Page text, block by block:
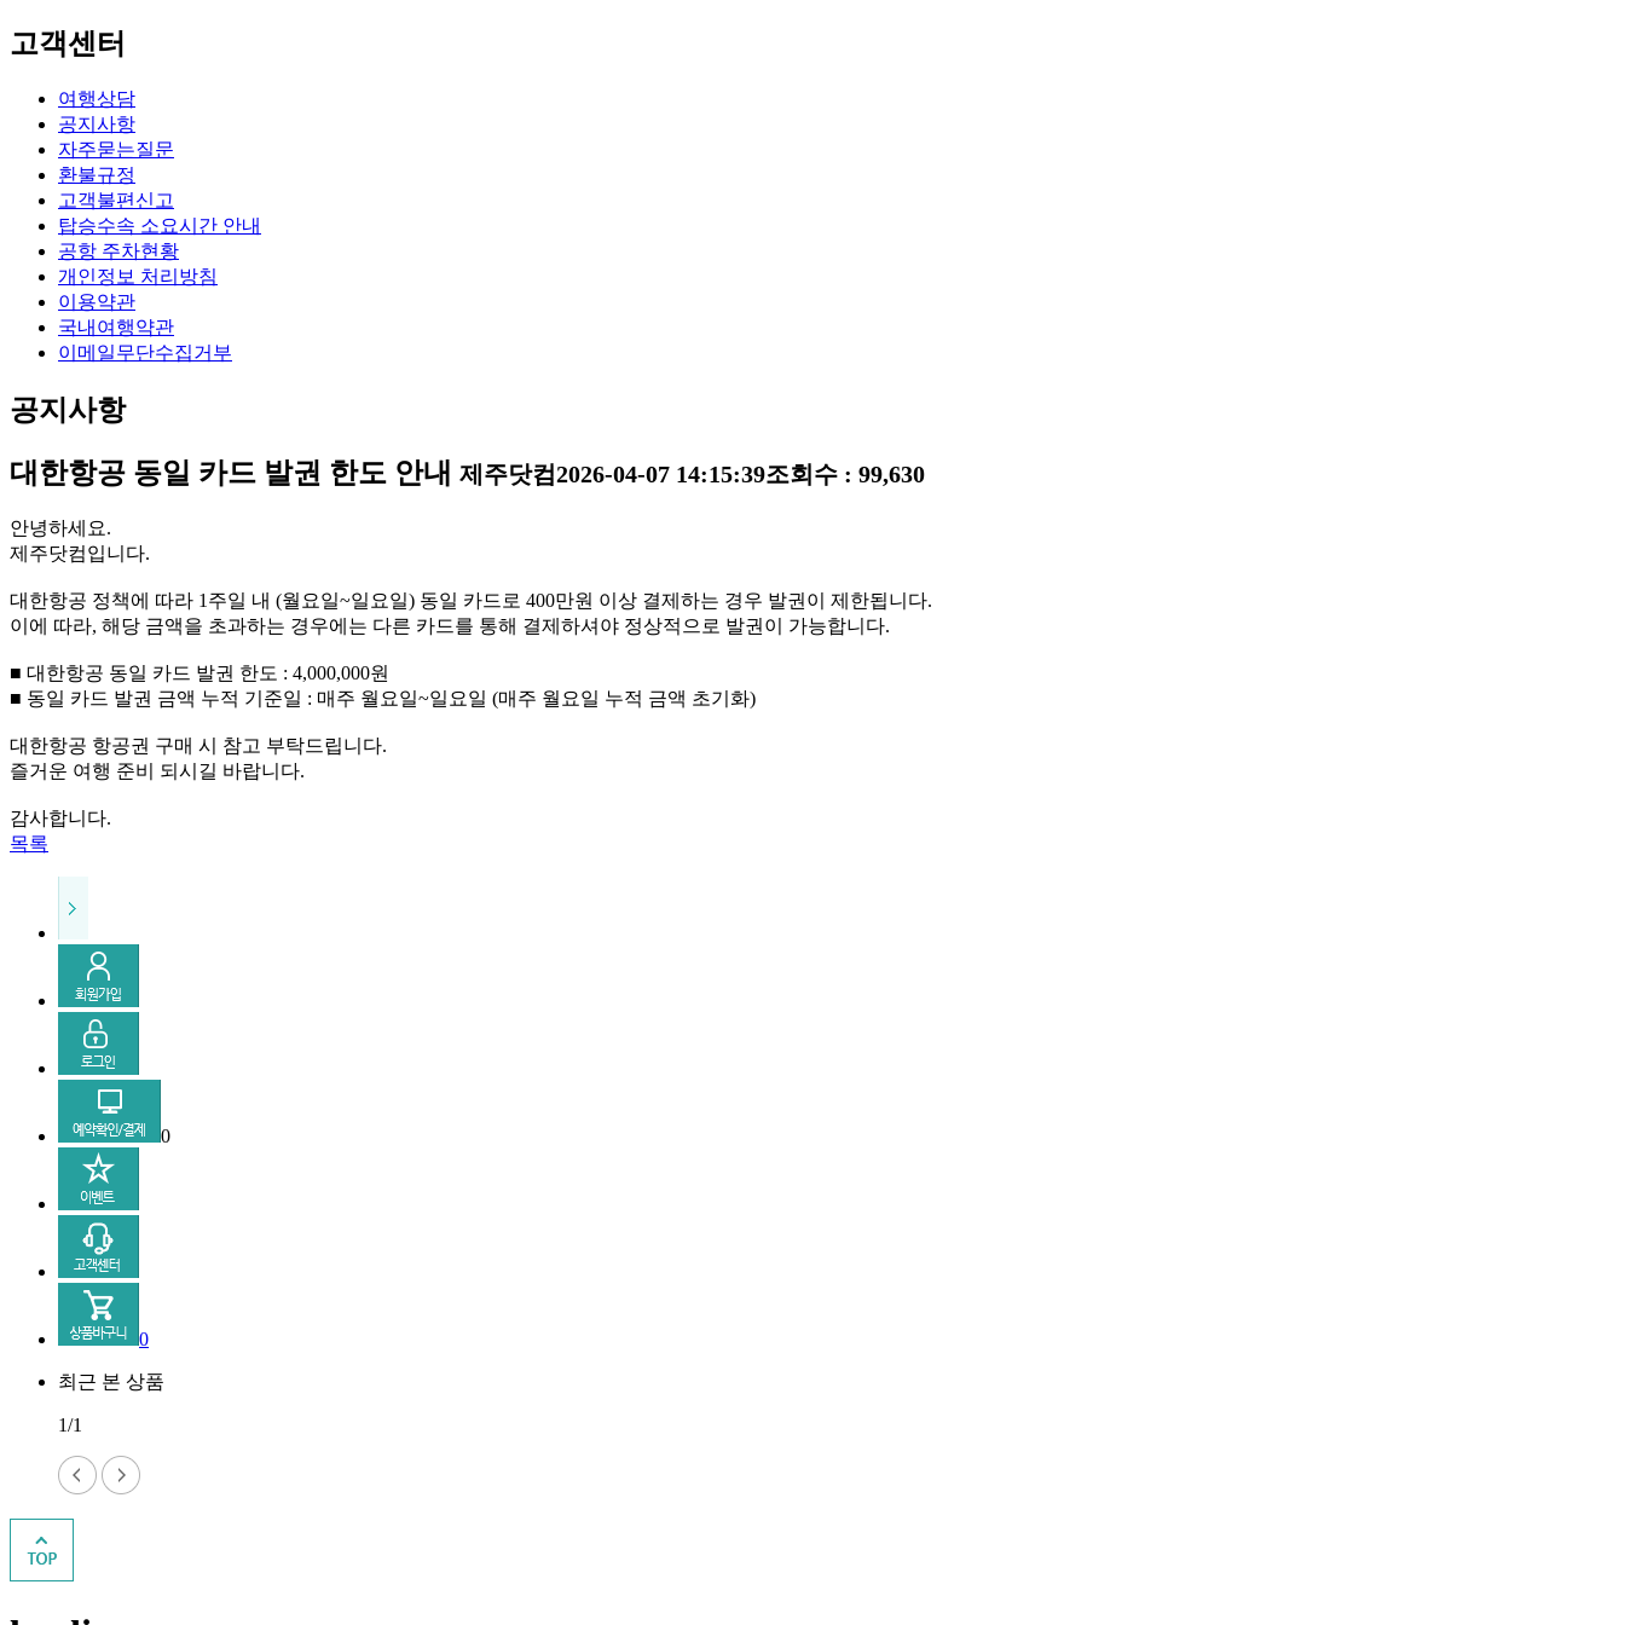
고객센터
여행상담
공지사항
자주묻는질문
환불규정
고객불편신고
탑승수속 소요시간 안내
공항 주차현황
개인정보 처리방침
이용약관
국내여행약관
이메일무단수집거부
공지사항
대한항공 동일 카드 발권 한도 안내 제주닷컴2026-04-07 14:15:39조회수 : 99,630
안녕하세요.
제주닷컴입니다.
대한항공 정책에 따라 1주일 내 (월요일~일요일) 동일 카드로 400만원 이상 결제하는 경우 발권이 제한됩니다.
이에 따라, 해당 금액을 초과하는 경우에는 다른 카드를 통해 결제하셔야 정상적으로 발권이 가능합니다.
■ 대한항공 동일 카드 발권 한도 : 4,000,000원
■ 동일 카드 발권 금액 누적 기준일 : 매주 월요일~일요일 (매주 월요일 누적 금액 초기화)
대한항공 항공권 구매 시 참고 부탁드립니다.
즐거운 여행 준비 되시길 바랍니다.
감사합니다.
목록
0
0
최근 본 상품
1/1